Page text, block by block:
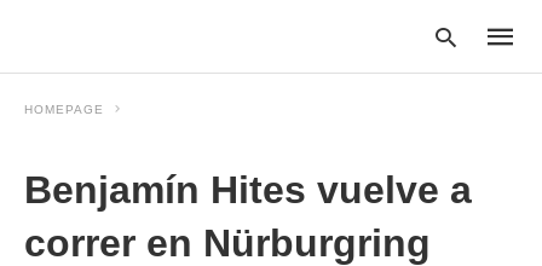
HOMEPAGE
Benjamín Hites vuelve a
correr en Nürburgring